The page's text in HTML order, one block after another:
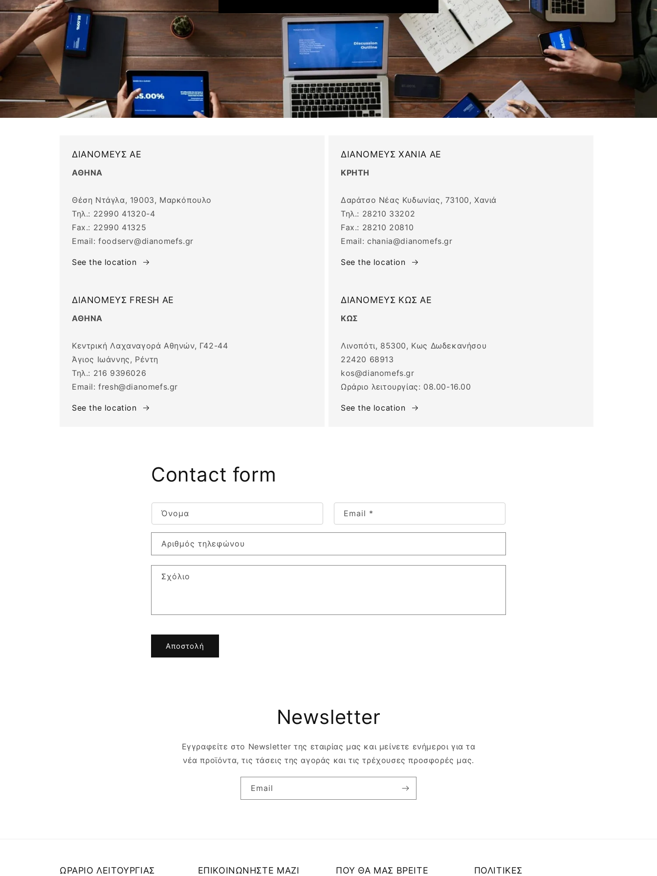
ΔΙΑΝΟΜΕΥΣ ΑΕ
ΑΘΗΝΑ
Θέση Ντάγλα, 19003, Μαρκόπουλο
Τηλ.: 22990 41320-4
Fax.: 22990 41325
Email: foodserv@dianomefs.gr
See the location
ΔΙΑΝΟΜΕΥΣ ΧΑΝΙΑ ΑΕ
ΚΡΗΤΗ
Δαράτσο Νέας Κυδωνίας, 73100, Χανιά
Τηλ.: 28210 33202
Fax.: 28210 20810
Email: chania@dianomefs.gr
See the location
ΔΙΑΝΟΜΕΥΣ FRESH ΑΕ
ΑΘΗΝΑ
Κεντρική Λαχαναγορά Αθηνών, Γ42-44
Άγιος Ιωάννης, Ρέντη
Τηλ.: 216 9396026
Email: fresh@dianomefs.gr
See the location
ΔΙΑΝΟΜΕΥΣ ΚΩΣ ΑΕ
ΚΩΣ
Λινοπότι, 85300, Κως Δωδεκανήσου
22420 68913
kos@dianomefs.gr
Ωράριο λειτουργίας: 08.00-16.00
See the location
Contact form
Όνομα Email *
Αριθμός τηλεφώνου
Σχόλιο
Αποστολή
Newsletter
Εγγραφείτε στο Newsletter της εταιρίας μας και μείνετε ενήμεροι για τα
νέα προϊόντα, τις τάσεις της αγοράς και τις τρέχουσες προσφορές μας.
Email
ΩΡΑΡΙΟ ΛΕΙΤΟΥΡΓΙΑΣ ΕΠΙΚΟΙΝΩΝΗΣΤΕ ΜΑΖΙ ΠΟΥ ΘΑ ΜΑΣ ΒΡΕΙΤΕ ΠΟΛΙΤΙΚΕΣ